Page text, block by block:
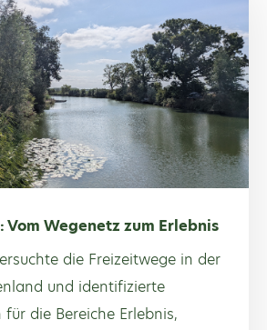
Vom Wegenetz zum Erlebnis
die Freizeitwege in der
und identifizierte
die Bereiche Erlebnis,